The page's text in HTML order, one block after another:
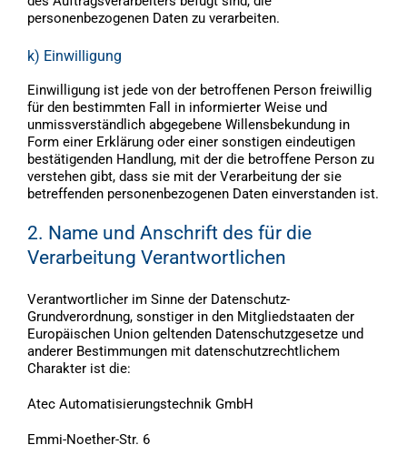
personenbezogenen Daten zu verarbeiten.
k) Einwilligung
Einwilligung ist jede von der betroffenen Person freiwillig
für den bestimmten Fall in informierter Weise und
unmissverständlich abgegebene Willensbekundung in
Form einer Erklärung oder einer sonstigen eindeutigen
bestätigenden Handlung, mit der die betroffene Person zu
verstehen gibt, dass sie mit der Verarbeitung der sie
betreffenden personenbezogenen Daten einverstanden ist.
2. Name und Anschrift des für die
Verarbeitung Verantwortlichen
Verantwortlicher im Sinne der Datenschutz-
Grundverordnung, sonstiger in den Mitgliedstaaten der
Europäischen Union geltenden Datenschutzgesetze und
anderer Bestimmungen mit datenschutzrechtlichem
Charakter ist die:
Atec Automatisierungstechnik GmbH
Emmi-Noether-Str. 6